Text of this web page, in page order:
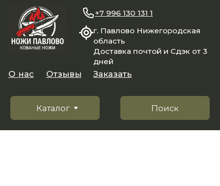
область
Доставка почтой и Сдэк от 3
Поиск
Каталог
Заказать
+7 996 130 131 1